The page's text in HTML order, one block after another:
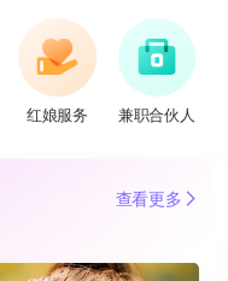
红娘服务 兼职合伙人
查看更多